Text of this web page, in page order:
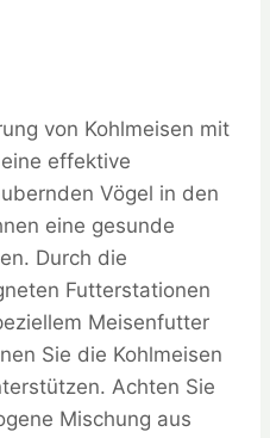
von Kohlmeisen mit
effektive
Vögel in den
eine gesunde
Durch die
Futterstationen
Meisenfutter
Sie die Kohlmeisen
Achten Sie
Mischung aus